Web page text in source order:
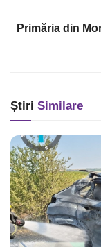
Primăria din
Știri Similare